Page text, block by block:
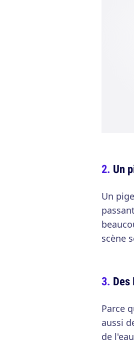
Un
Un
scène
Parce
aussi
de